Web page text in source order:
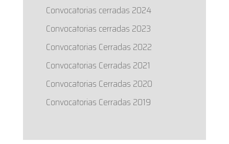
Convocatorias cerradas 2024
Convocatorias cerradas 2023
Convocatorias Cerradas 2022
Convocatorias Cerradas 2021
Convocatorias Cerradas 2020
Convocatorias Cerradas 2019